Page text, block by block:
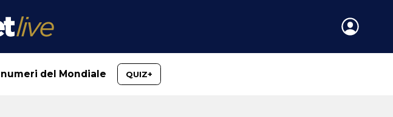
I numeri del Mondiale QUIZ+